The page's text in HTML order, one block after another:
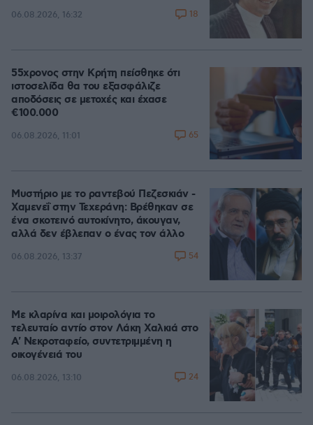
06.08.2026, 16:32 18
55χρονος στην Κρήτη πείσθηκε ότι
ιστοσελίδα θα του εξασφάλιζε
αποδόσεις σε μετοχές και έχασε
€100.000
06.08.2026, 11:01 65
Μυστήριο με το ραντεβού Πεζεσκιάν -
Χαμενεΐ στην Τεχεράνη: Βρέθηκαν σε
ένα σκοτεινό αυτοκίνητο, άκουγαν,
αλλά δεν έβλεπαν ο ένας τον άλλο
06.08.2026, 13:37 54
Με κλαρίνα και μοιρολόγια το
τελευταίο αντίο στον Λάκη Χαλκιά στο
A' Νεκροταφείο, συντετριμμένη η
οικογένειά του
06.08.2026, 13:10 24